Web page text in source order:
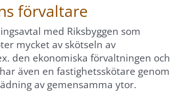
förvaltare
med Riksbyggen som
mycket av skötseln av
den ekonomiska förvaltningen och
även en fastighetsskötare genom
av gemensamma ytor.